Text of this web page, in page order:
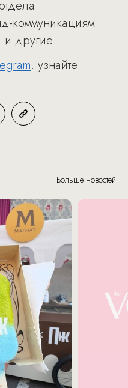
коммуникациям
и другие.
: узнайте
Больше новостей